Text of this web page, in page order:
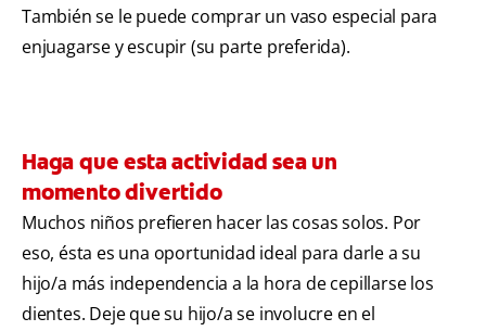
También se le puede comprar un vaso especial para
enjuagarse y escupir (su parte preferida).
Haga que esta actividad sea un
momento divertido
Muchos niños prefieren hacer las cosas solos. Por
eso, ésta es una oportunidad ideal para darle a su
hijo/a más independencia a la hora de cepillarse los
dientes. Deje que su hijo/a se involucre en el